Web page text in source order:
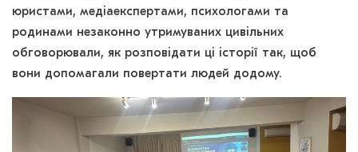
юристами, медіаекспертами, психологами та
родинами незаконно утримуваних цивільних
обговорювали, як розповідати ці історії так, щоб
вони допомагали повертати людей додому.